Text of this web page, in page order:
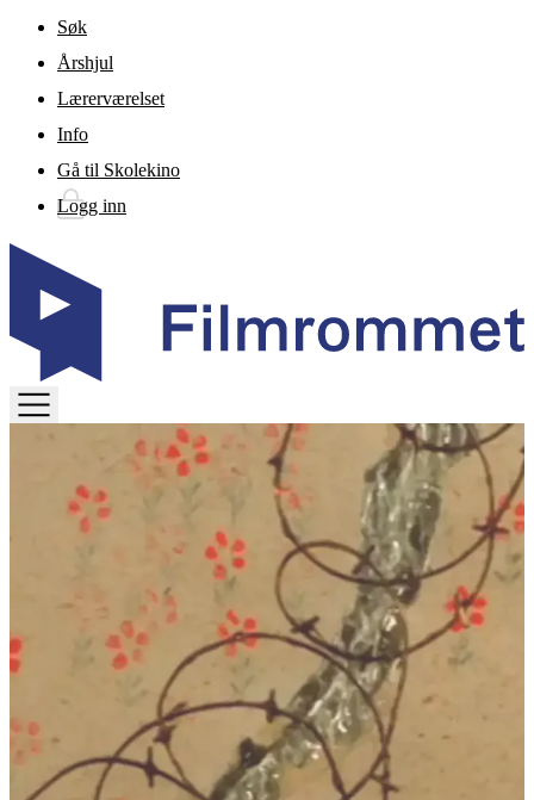
Gå til hovedinnhold
Søk
Årshjul
Lærerværelset
Info
Gå til Skolekino
Logg inn